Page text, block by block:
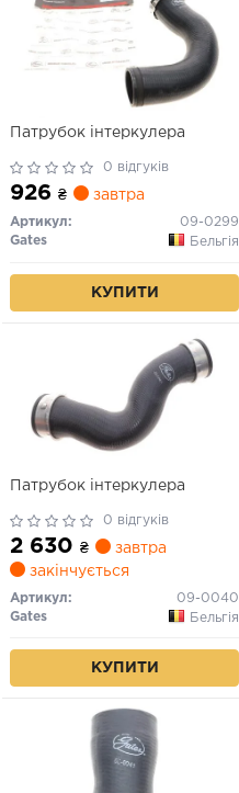
Патрубок інтеркулера
0 відгуків
926 ₴ завтра
Артикул:
09-0299
Gates
Бельгія
КУПИТИ
Патрубок інтеркулера
0 відгуків
2 630 ₴
завтра
закінчується
Артикул:
09-0040
Gates
Бельгія
КУПИТИ